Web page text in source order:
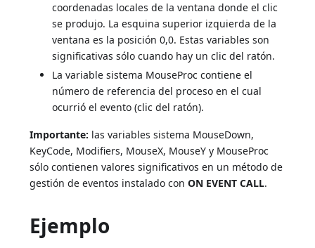
coordenadas locales de la ventana donde el clic
se produjo. La esquina superior izquierda de la
ventana es la posición 0,0. Estas variables son
significativas sólo cuando hay un clic del ratón.
La variable sistema MouseProc contiene el
número de referencia del proceso en el cual
ocurrió el evento (clic del ratón).
Importante: las variables sistema MouseDown,
KeyCode, Modifiers, MouseX, MouseY y MouseProc
sólo contienen valores significativos en un método de
gestión de eventos instalado conON EVENT CALL.
Ejemplo